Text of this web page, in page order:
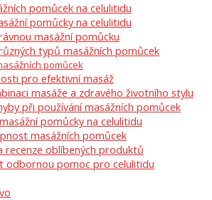
pomůcek na celulitidu
pomůcky na celulitidu
masážní pomůcku
typů masážních pomůcek
pomůcek
pro efektivní masáž
masáže a zdravého životního stylu
při používání masážních pomůcek
pomůcky na celulitidu
masážních pomůcek
recenze oblíbených produktů
odbornou pomoc pro celulitidu